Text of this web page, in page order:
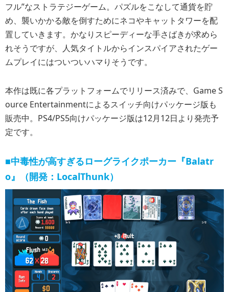
フル”なストラテジーゲーム。パズルをこなして通貨を貯
め、襲いかかる敵を倒すためにネコやキャットタワーを配
置していきます。かなりスピーディーな手さばきが求めら
れそうですが、人気タイトルからインスパイアされたゲー
ムプレイにはついついハマりそうです。
本作は既に各プラットフォームでリリース済みで、Game S
ource Entertainmentによるスイッチ向けパッケージ版も
販売中。PS4/PS5向けパッケージ版は12月12日より発売予
定です。
■中毒性が高すぎるローグライクポーカー『Balatr
o』（開発：LocalThunk）